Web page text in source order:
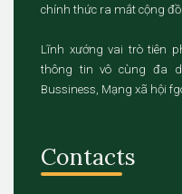
chính thức ra mắt cộng
Lĩnh xướng vai trò tiên
thông tin vô cùng đa
Bussiness, Mạng xã hội
Contacts